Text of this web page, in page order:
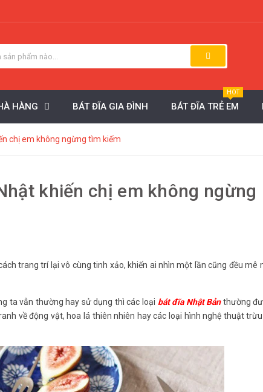
HÀNG BÁT ĐĨA GIA ĐÌNH BÁT ĐĨA TRẺ EM
HOT
chị em không ngừng tìm kiếm
khiến chị em không ngừng
trang trí lại vô cùng tinh xảo, khiến ai nhìn một lần cũng đều mê
ta vẫn thường hay sử dụng thì các loại bát đĩa Nhật Bảnthường
về động vật, hoa lá thiên nhiên hay các loại hình nghệ thuật